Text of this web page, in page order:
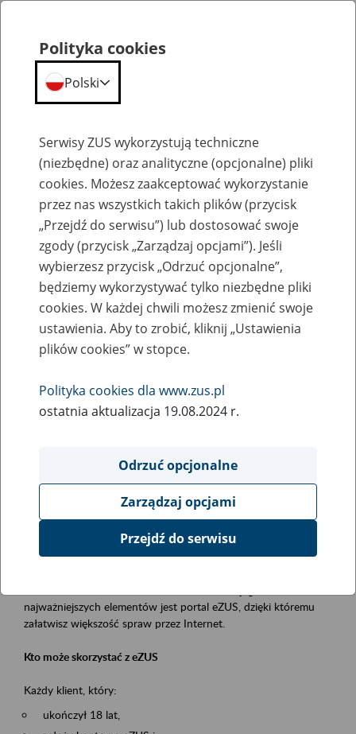
Szkolenia
Zaproś ZUS do siebie - zakładanie profili
eZUS w siedzibie Twojej firmy
Rodzaj wydarzenia
Szkolenia
Obszar merytoryczny
obsługa klientów
Opis wydarzenia
Platforma Usług Elektronicznych ZUS eZUS
najważniejszych elementów jest portal eZUS, dzięki któremu
załatwisz większość spraw przez Internet.
Kto może skorzystać z eZUS
Każdy klient, który:
ukończył 18 lat,
Polityka cookies
Polski
Serwisy ZUS wykorzystują techniczne
(niezbędne) oraz analityczne (opcjonalne) pliki
cookies. Możesz zaakceptować wykorzystanie
przez nas wszystkich takich plików (przycisk
„Przejdź do serwisu”) lub dostosować swoje
zgody (przycisk „Zarządzaj opcjami”). Jeśli
wybierzesz przycisk „Odrzuć opcjonalne”,
będziemy wykorzystywać tylko niezbędne pliki
cookies. W każdej chwili możesz zmienić swoje
ustawienia. Aby to zrobić, kliknij „Ustawienia
plików cookies” w stopce.
Polityka cookies dla www.zus.pl
ostatnia aktualizacja 19.08.2024 r.
Odrzuć opcjonalne
Zarządzaj opcjami
Przejdź do serwisu